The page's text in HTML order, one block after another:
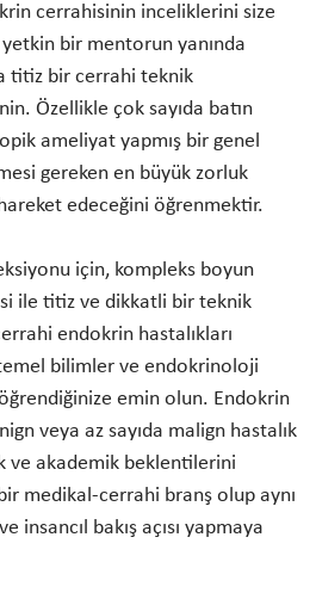
cerrahisinin inceliklerini size
bir mentorun yanında
titiz bir cerrahi teknik
Özellikle çok sayıda batın
ameliyat yapmış bir genel
gereken en büyük zorluk
edeceğini öğrenmektir.
için, kompleks boyun
ile titiz ve dikkatli bir teknik
endokrin hastalıkları
bilimler ve endokrinoloji
emin olun. Endokrin
veya az sayıda malign hastalık
ve akademik beklentilerini
medikal-cerrahi branş olup aynı
insancıl bakış açısı yapmaya